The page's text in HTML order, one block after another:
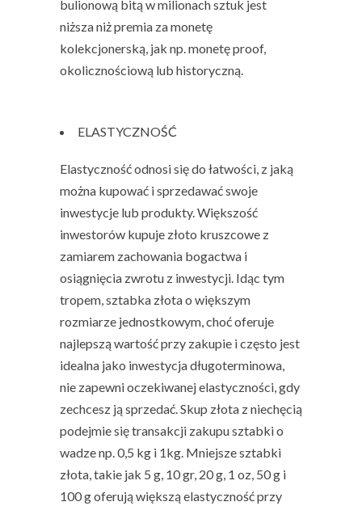
bulionową bitą w milionach sztuk jest
niższa niż premia za monetę
kolekcjonerską, jak np. monetę proof,
okolicznościową lub historyczną.
ELASTYCZNOŚĆ
Elastyczność odnosi się do łatwości, z jaką
można kupować i sprzedawać swoje
inwestycje lub produkty. Większość
inwestorów kupuje złoto kruszcowe z
zamiarem zachowania bogactwa i
osiągnięcia zwrotu z inwestycji. Idąc tym
tropem, sztabka złota o większym
rozmiarze jednostkowym, choć oferuje
najlepszą wartość przy zakupie i często jest
idealna jako inwestycja długoterminowa,
nie zapewni oczekiwanej elastyczności, gdy
zechcesz ją sprzedać.Skup złota z niechęcią
podejmie się transakcji zakupu sztabki o
wadze np. 0,5 kg i 1kg. Mniejsze sztabki
złota, takie jak 5 g, 10 gr, 20 g, 1 oz, 50 g i
100 g oferują większą elastyczność przy